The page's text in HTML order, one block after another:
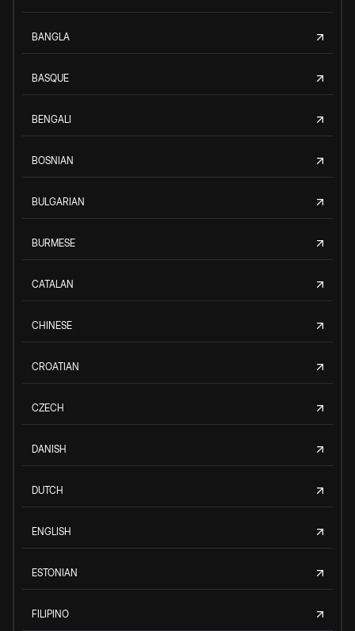
BANGLA
BASQUE
BENGALI
BOSNIAN
BULGARIAN
BURMESE
CATALAN
CHINESE
CROATIAN
CZECH
DANISH
DUTCH
ENGLISH
ESTONIAN
FILIPINO